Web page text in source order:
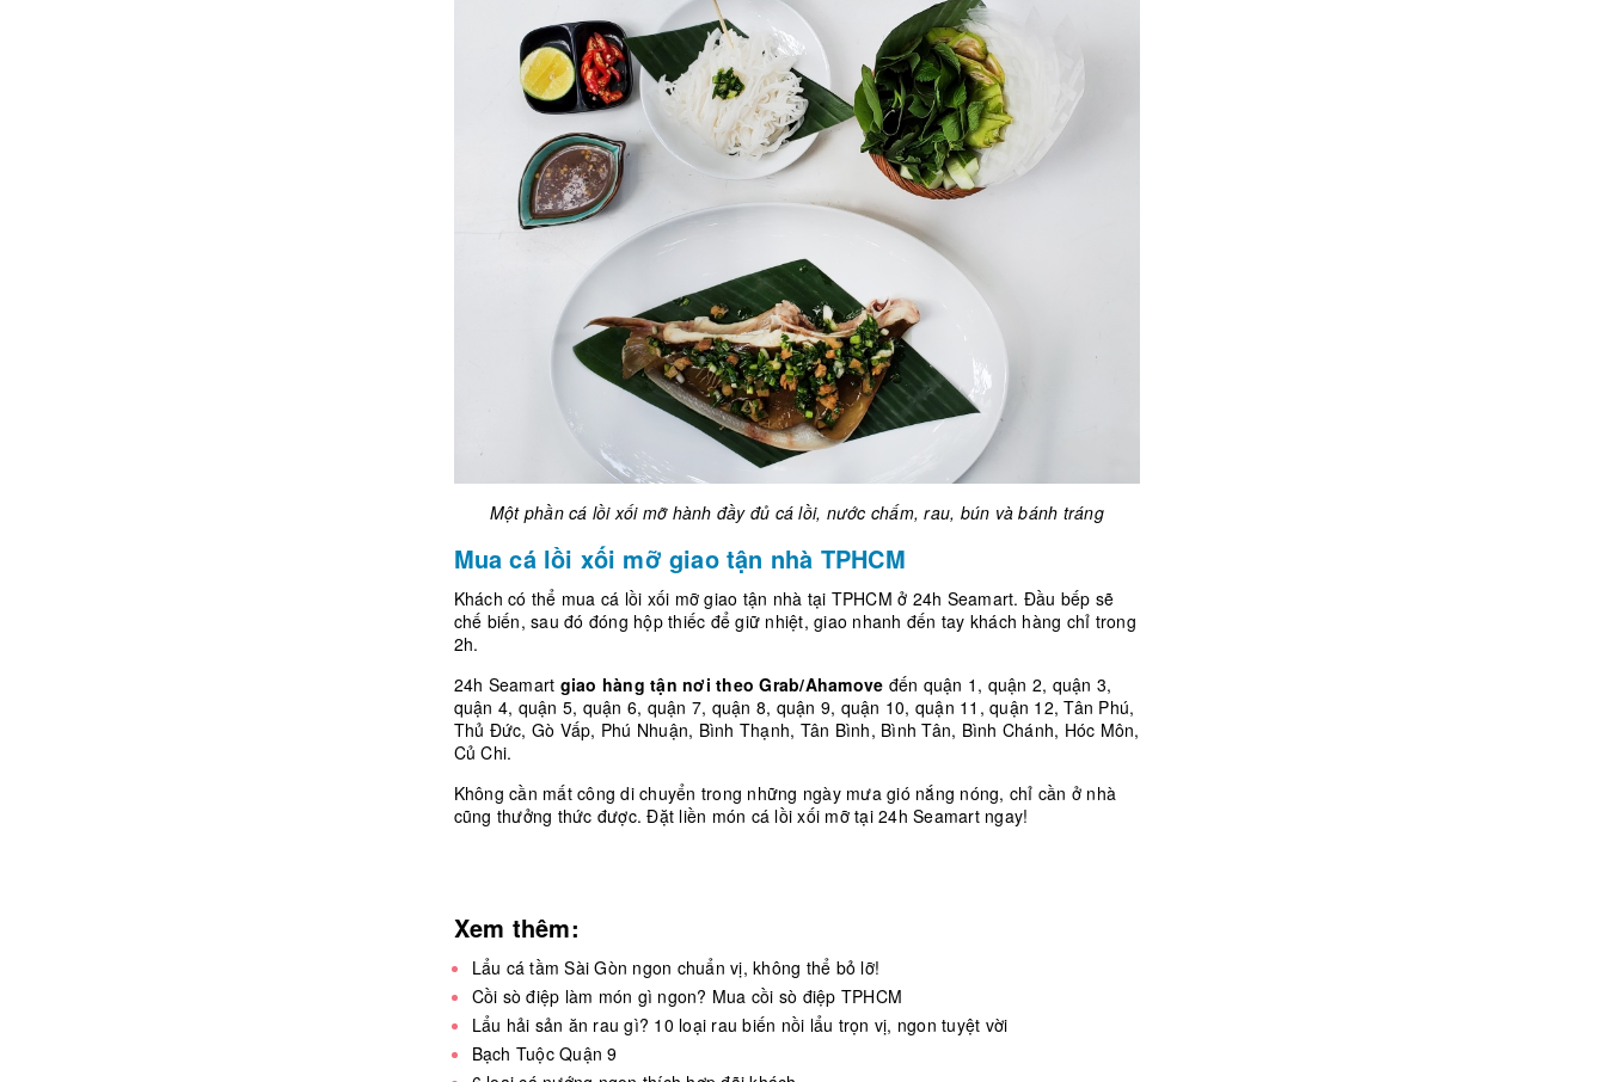
Một phần cá lồi xối mỡ hành đầy đủ cá lồi, nước chấm, rau, bún và bánh tráng
Mua cá lồi xối mỡ giao tận nhà TPHCM
Khách có thể mua cá lồi xối mỡ giao tận nhà tại TPHCM ở 24h Seamart. Đầu bếp sẽ
chế biến, sau đó đóng hộp thiếc để giữ nhiệt, giao nhanh đến tay khách hàng chỉ trong
2h.
24h Seamart giao hàng tận nơi theo Grab/Ahamove đến quận 1, quận 2, quận 3,
quận 4, quận 5, quận 6, quận 7, quận 8, quận 9, quận 10, quận 11, quận 12, Tân Phú,
Thủ Đức, Gò Vấp, Phú Nhuận, Bình Thạnh, Tân Bình, Bình Tân, Bình Chánh, Hóc Môn,
Củ Chi.
Không cần mất công di chuyển trong những ngày mưa gió nắng nóng, chỉ cần ở nhà
cũng thưởng thức được. Đặt liền món cá lồi xối mỡ tại 24h Seamart ngay!
Xem thêm:
Lẩu cá tầm Sài Gòn ngon chuẩn vị, không thể bỏ lỡ!
Cồi sò điệp làm món gì ngon? Mua cồi sò điệp TPHCM
Lẩu hải sản ăn rau gì? 10 loại rau biến nồi lẩu trọn vị, ngon tuyệt vời
Bạch Tuộc Quận 9